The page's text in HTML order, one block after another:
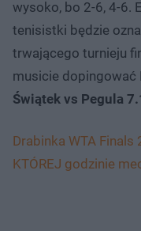
wysoko, bo 2-6, 4-6.
tenisistki będzie
trwającego turnieju
musicie dopingować
Świątek vs Pegula
Drabinka WTA Finals
KTÓREJ godzinie